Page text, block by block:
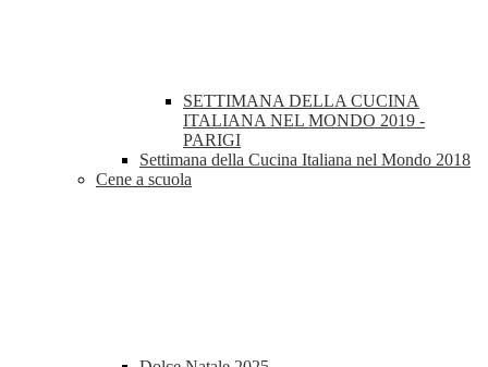
SETTIMANA DELLA CUCINA
ITALIANA NEL MONDO 2019 -
PARIGI
Settimana della Cucina Italiana nel Mondo 2018
Cene a scuola